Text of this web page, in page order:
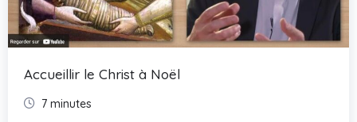
Accueillir le Christ à Noël
7 minutes